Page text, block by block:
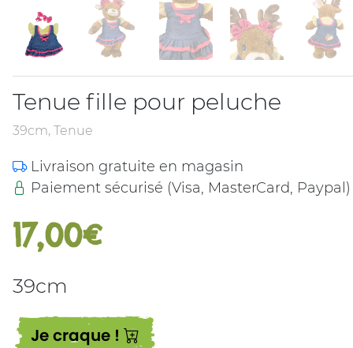
Tenue fille pour peluche
39cm, Tenue
Livraison gratuite en magasin
Paiement sécurisé (Visa, MasterCard, Paypal)
17,00€
39cm
Je craque !